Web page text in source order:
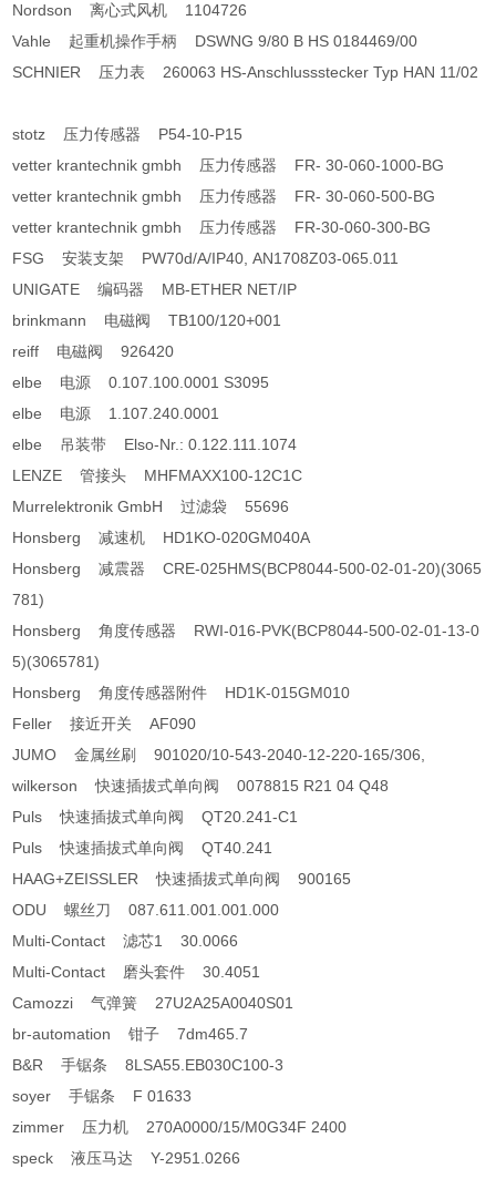
Nordson 离心式风机 1104726
Vahle 起重机操作手柄 DSWNG 9/80 B HS 0184469/00
SCHNIER 压力表 260063 HS-Anschlussstecker Typ HAN 11/02
stotz 压力传感器 P54-10-P15
vetter krantechnik gmbh 压力传感器 FR- 30-060-1000-BG
vetter krantechnik gmbh 压力传感器 FR- 30-060-500-BG
vetter krantechnik gmbh 压力传感器 FR-30-060-300-BG
FSG 安装支架 PW70d/A/IP40, AN1708Z03-065.011
UNIGATE 编码器 MB-ETHER NET/IP
brinkmann 电磁阀 TB100/120+001
reiff 电磁阀 926420
elbe 电源 0.107.100.0001 S3095
elbe 电源 1.107.240.0001
elbe 吊装带 Elso-Nr.: 0.122.111.1074
LENZE 管接头 MHFMAXX100-12C1C
Murrelektronik GmbH 过滤袋 55696
Honsberg 减速机 HD1KO-020GM040A
Honsberg 减震器 CRE-025HMS(BCP8044-500-02-01-20)(3065
781)
Honsberg 角度传感器 RWI-016-PVK(BCP8044-500-02-01-13-0
5)(3065781)
Honsberg 角度传感器附件 HD1K-015GM010
Feller 接近开关 AF090
JUMO 金属丝刷 901020/10-543-2040-12-220-165/306,
wilkerson 快速插拔式单向阀 0078815 R21 04 Q48
Puls 快速插拔式单向阀 QT20.241-C1
Puls 快速插拔式单向阀 QT40.241
HAAG+ZEISSLER 快速插拔式单向阀 900165
ODU 螺丝刀 087.611.001.001.000
Multi-Contact 滤芯1 30.0066
Multi-Contact 磨头套件 30.4051
Camozzi 气弹簧 27U2A25A0040S01
br-automation 钳子 7dm465.7
B&R 手锯条 8LSA55.EB030C100-3
soyer 手锯条 F 01633
zimmer 压力机 270A0000/15/M0G34F 2400
speck 液压马达 Y-2951.0266